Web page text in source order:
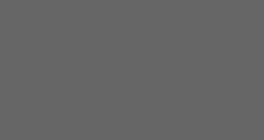
oraz do
odpowiadać Twoim